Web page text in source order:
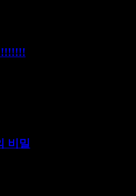
비밀